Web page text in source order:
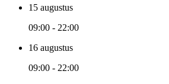
15 augustus
09:00 - 22:00
16 augustus
09:00 - 22:00